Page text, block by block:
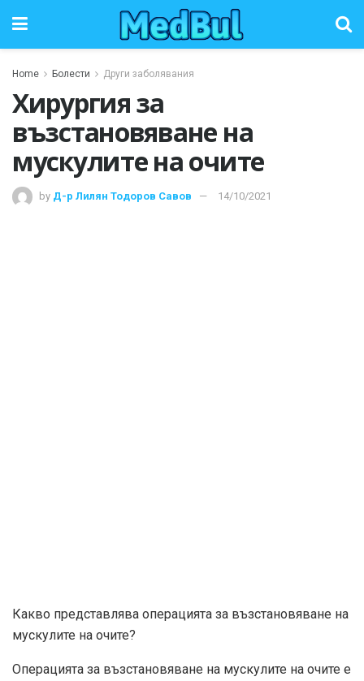
Home Болести Други заболявания
Хирургия за
възстановяване на
мускулите на очите
by Д-р Лилян Тодоров Савов 14/10/2021
Какво представлява операцията за възстановяване на
мускулите на очите?
Операцията за възстановяване на мускулите на очите е